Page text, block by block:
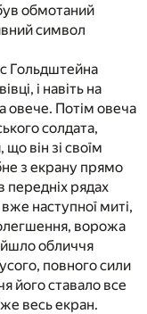
обмотаний
символ
Гольдштейна
і навіть на
овече. Потім овеча
солдата,
він зі своїм
з екрану прямо
передніх рядах
наступної миті,
ворожа
обличчя
повного сили
його ставало все
весь екран.